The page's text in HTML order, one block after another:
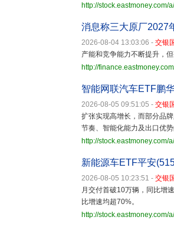
http://stock.eastmoney.com/
消息称三大原厂2027
2026-08-04 13:03:06 - 交银
产能和竞争能力不断提升，
http://
智能网联汽车ETF鹏
2026-08-05 09:51:05 - 交银
扩张实现高增长，而部分品
节奏、智能化能力及出口优势
http://stock.eastmoney.com/
新能源车ETF平安
2026-08-05 10:23:51 - 交银
月交付首破10万辆，同比增
比增速均超70%。
http://stock.eastmoney.com/